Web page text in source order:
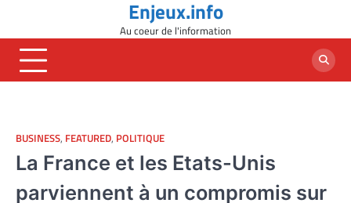
content
Enjeux.info
Au coeur de l'information
BUSINESS, FEATURED, POLITIQUE
La France et les Etats-Unis
parviennent à un compromis sur